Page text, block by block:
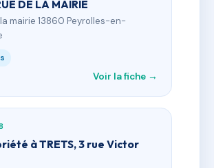
DE LA MAIRIE
mairie 13860 Peyrolles-en-
Voir la fiche →
à TRETS, 3 rue Victor